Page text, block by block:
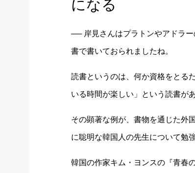
になる
── 岸見さんはプラトンやアドラ
書で書いておられましたね。
読書というのは、何か資格をとる
いる時間が楽しい」という読書が
その顕著な例が、書物を通じた外
に聡明な韓国人の先生について勉
韓国の作家キム・ヨンスの『青春